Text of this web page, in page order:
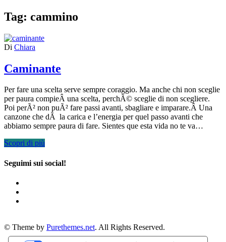
Tag: cammino
Di Chiara
Caminante
Per fare una scelta serve sempre coraggio. Ma anche chi non sceglie
per paura compieÂ una scelta, perchÃ© sceglie di non scegliere.
Poi perÃ² non puÃ² fare passi avanti, sbagliare e imparare.Â Una
canzone che dÃ la carica e l’energia per quel passo avanti che
abbiamo sempre paura di fare. Sientes que esta vida no te va…
Scopri di più
Seguimi sui social!
© Theme by Purethemes.net. All Rights Reserved.